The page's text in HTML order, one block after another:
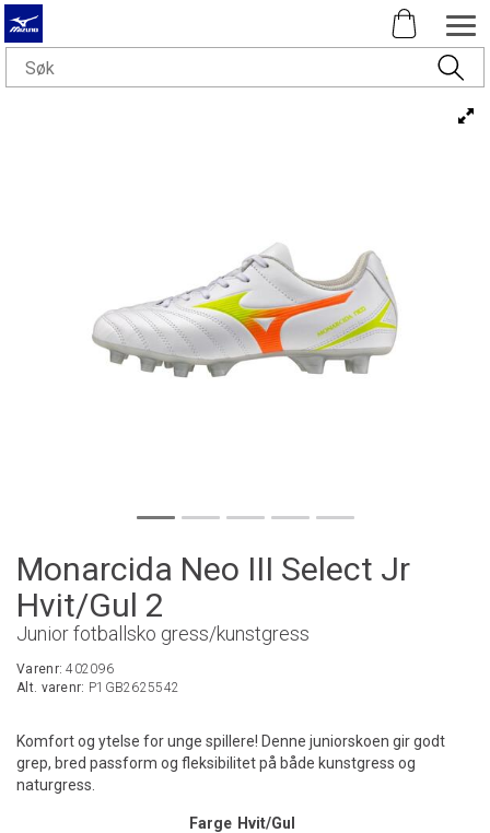
Monarcida Neo III Select Jr
Hvit/Gul 2
Junior fotballsko gress/kunstgress
Varenr:402096
Alt. varenr: P1GB2625542
Komfort og ytelse for unge spillere! Denne juniorskoen gir godt
grep, bred passform og fleksibilitet på både kunstgress og
naturgress.
Farge Hvit/Gul